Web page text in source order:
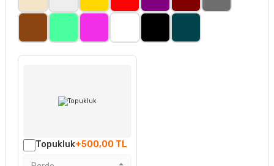
Topukluk+500,00 TL